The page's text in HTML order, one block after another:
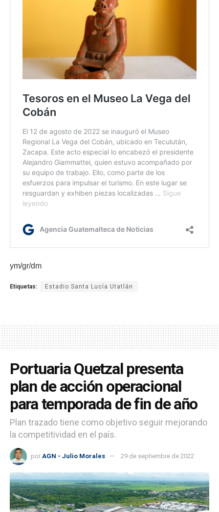
ym/gr/dm
Etiquetas: Estadio Santa Lucía Utatlán
Portuaria Quetzal presenta
plan de acción operacional
para temporada de fin de año
Plan trazado tiene como objetivo seguir mejorando
la competitividad en el país.
por AGN - Julio Morales 29 de septiembre de 2022